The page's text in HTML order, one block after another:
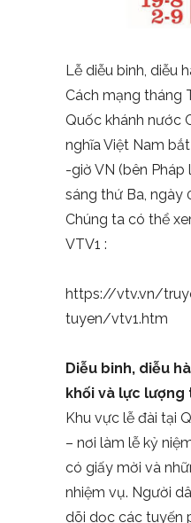
Lễ diễu binh, diễu
Cách mạng tháng
Quốc khánh nước
nghĩa Việt Nam
-giờ VN (bên Pháp
sáng thứ Ba,
Chúng ta có thể
VTV1 :
https://vtv.vn/
tuyen/vtv1.htm
Diễu binh, diễu
khối và lực lượng
Khu vực lễ đài tại
– nơi làm lễ kỷ
có giấy mời và
nhiệm vụ. Người
dõi dọc các tuyến